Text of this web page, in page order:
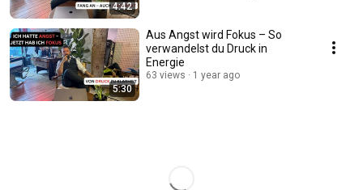
4:42
5:30
Aus Angst wird Fokus – So
verwandelst du Druck in
Energie
63 views 1 year ago